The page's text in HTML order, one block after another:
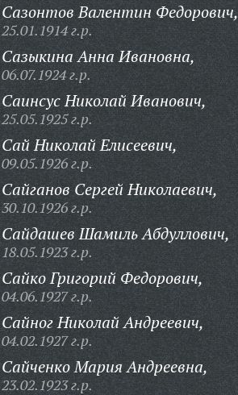
Сазонтов Валентин Федорович,
25.01.1914 г.р.
Сазыкина Анна Ивановна,
06.07.1924 г.р.
Саинсус Николай Иванович,
25.05.1925 г.р.
Сай Николай Елисеевич,
09.05.1926 г.р.
Сайганов Сергей Николаевич,
30.10.1926 г.р.
Сайдашев Шамиль Абдуллович,
18.05.1923 г.р.
Сайко Григорий Федорович,
04.06.1927 г.р.
Сайног Николай Андреевич,
04.02.1927 г.р.
Сайченко Мария Андреевна,
23.02.1923 г.р.